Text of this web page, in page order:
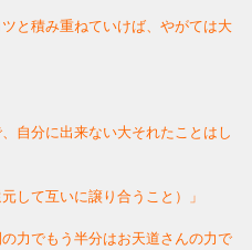
と積み重ねていけば、やがては大
自分に出来ない大それたことはし
して互いに譲り合うこと）」
力でもう半分はお天道さんの力で